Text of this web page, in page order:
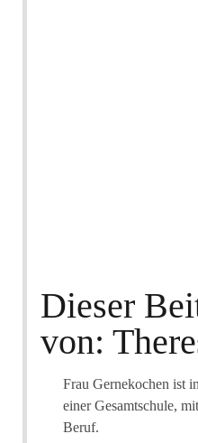
Dieser
von:
Frau Gernekochen ist
einer Gesamtschule,
Beruf.